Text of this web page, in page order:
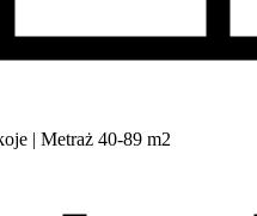
| Metraż 40-89 m2